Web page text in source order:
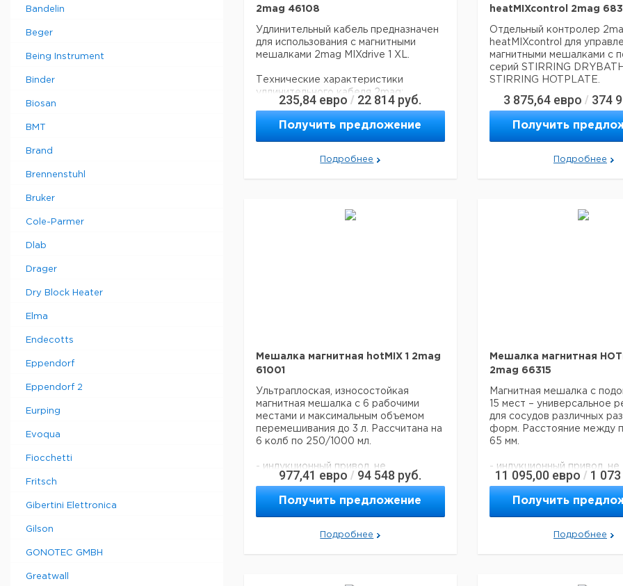
Bandelin
Beger
Being Instrument
Binder
Biosan
BMT
Brand
Brennenstuhl
Bruker
Cole-Parmer
Dlab
Drager
Dry Block Heater
Elma
Endecotts
Eppendorf
Eppendorf 2
Eurping
Evoqua
Fiocchetti
Fritsch
Gibertini Elettronica
Gilson
GONOTEC GMBH
Greatwall
2mag 46108
Удлинительный кабель предназначен
для использования с магнитными
мешалками 2mag MIXdrive 1 XL.
Технические характеристики
удлинительного кабеля 2mag:
Длина: 3 м
Условия эксплуатации: -10 … +50°C
(при влажности 80%)
Вес: около 0,15 кг
235,84евро / 22 814 руб.
Получить предложение
Подробнее
heatMIXcontrol 2mag
Отдельный контролер
heatMIXcontrol для
магнитными мешалками с
серий STIRRING
STIRRING HOTPLATE.
Долговременная защита
от агрессивных жидкостей
также от тепловых
независимый
ограничитель перегрева
от технических дефектов
компактность и экономия
3 875,64 евро / 374
Получить
Подробнее
Мешалка магнитная hotMIX 1 2mag
61001
Ультраплоская, износостойкая
магнитная мешалка с 6 рабочими
местами и максимальным объемом
перемешивания до 3 л. Рассчитана на
6 колб по 250/1000 мл.
- индукционный привод, не
требующий обслуживания
- диапазон скоростей от 100 до 2000
об/мин
- 4-х ступенчатый контроль
мощности перемешивания
(5/10/15/20 Вт)
- безрывковое перемешивание даже
977,41 евро / 94 548 руб.
Получить предложение
Подробнее
Мешалка магнитная
2mag 66315
Магнитная мешалка с
15 мест – универсальное
для сосудов различных
форм. Расстояние между
65 мм.
- индукционный привод, не
требующий обслуживания
- диапазон скоростей от
об/мин
- 10-и ступенчатый
мощности
- безрывковое
на низких оборотах
11 095,00 евро / 1
Получить
Подробнее